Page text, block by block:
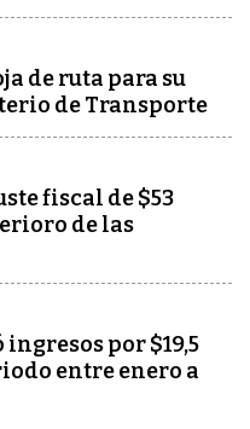
de ruta para su
de Transporte
fiscal de $53
de las
por $19,5
entre enero a